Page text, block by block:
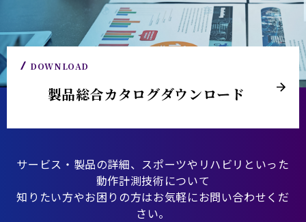
DOWNLOAD
製品総合カタログダウンロード
サービス・製品の詳細、スポーツやリハビリといった
動作計測技術について
知りたい方やお困りの方はお気軽にお問い合わせくだ
さい。